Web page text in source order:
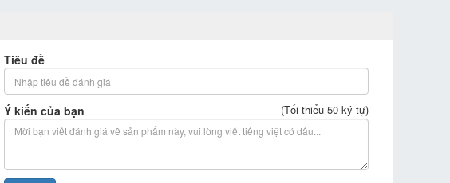
Tiêu đề
Ý kiến của bạn (Tối thiểu 50 ký tự)